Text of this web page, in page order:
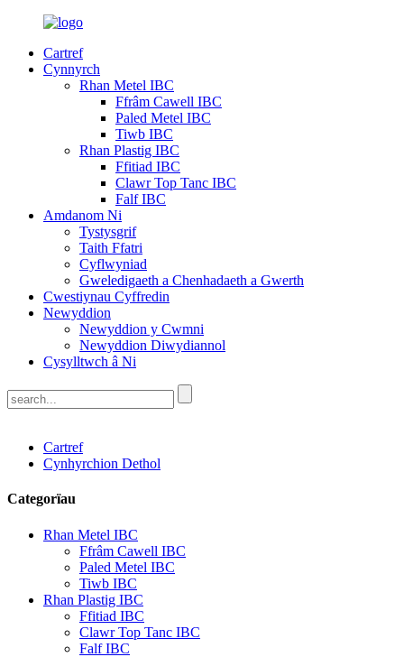
Cartref
Cynnyrch
Rhan Metel IBC
Ffrâm Cawell IBC
Paled Metel IBC
Tiwb IBC
Rhan Plastig IBC
Ffitiad IBC
Clawr Top Tanc IBC
Falf IBC
Amdanom Ni
Tystysgrif
Taith Ffatri
Cyflwyniad
Gweledigaeth a Chenhadaeth a Gwerth
Cwestiynau Cyffredin
Newyddion
Newyddion y Cwmni
Newyddion Diwydiannol
Cysylltwch â Ni
Cartref
Cynhyrchion Dethol
Categorïau
Rhan Metel IBC
Ffrâm Cawell IBC
Paled Metel IBC
Tiwb IBC
Rhan Plastig IBC
Ffitiad IBC
Clawr Top Tanc IBC
Falf IBC